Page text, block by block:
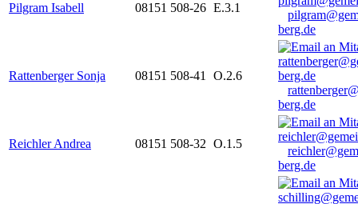
Pilgram Isabell 08151 508-26 E.3.1
berg.de
Rattenberger Sonja 08151 508-41
O.2.6
berg.de
Reichler Andrea 08151 508-32 O.1.5
berg.de